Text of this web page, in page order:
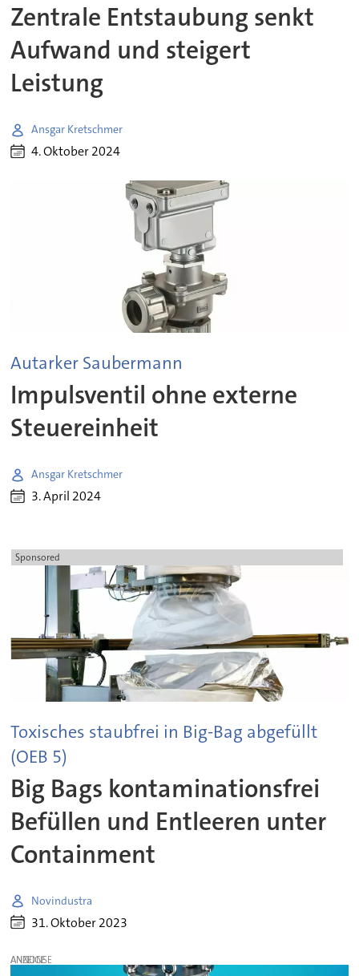
Zentrale Entstaubung senkt
Aufwand und steigert
Leistung
Ansgar Kretschmer
4. Oktober 2024
Autarker Saubermann
Impulsventil ohne externe
Steuereinheit
Ansgar Kretschmer
3. April 2024
Sponsored
Toxisches staubfrei in Big-Bag abgefüllt
(OEB 5)
Big Bags kontaminationsfrei
Befüllen und Entleeren unter
Containment
Novindustra
31. Oktober 2023
ANZEIGE